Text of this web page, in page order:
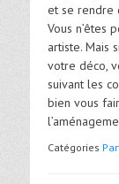
et se rendre
Vous n’êtes
artiste. Mais
votre déco,
suivant les
bien vous
Catégories